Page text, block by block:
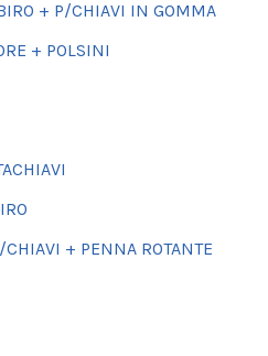
+ P/CHIAVI IN GOMMA
+ POLSINI
CHIAVI + PENNA ROTANTE